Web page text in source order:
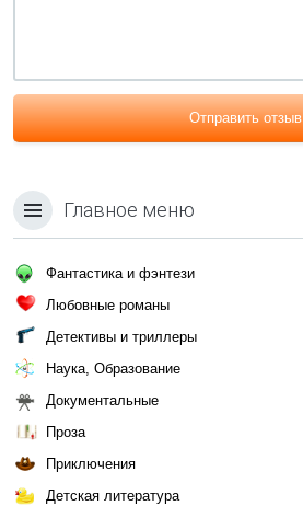
Отправить отзыв
Главное меню
Фантастика и фэнтези
Любовные романы
Детективы и триллеры
Наука, Образование
Документальные
Проза
Приключения
Детская литература